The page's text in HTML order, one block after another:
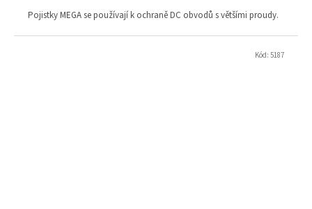
Pojistky MEGA se používají k ochraně DC obvodů s většími proudy.
Kód: 5187